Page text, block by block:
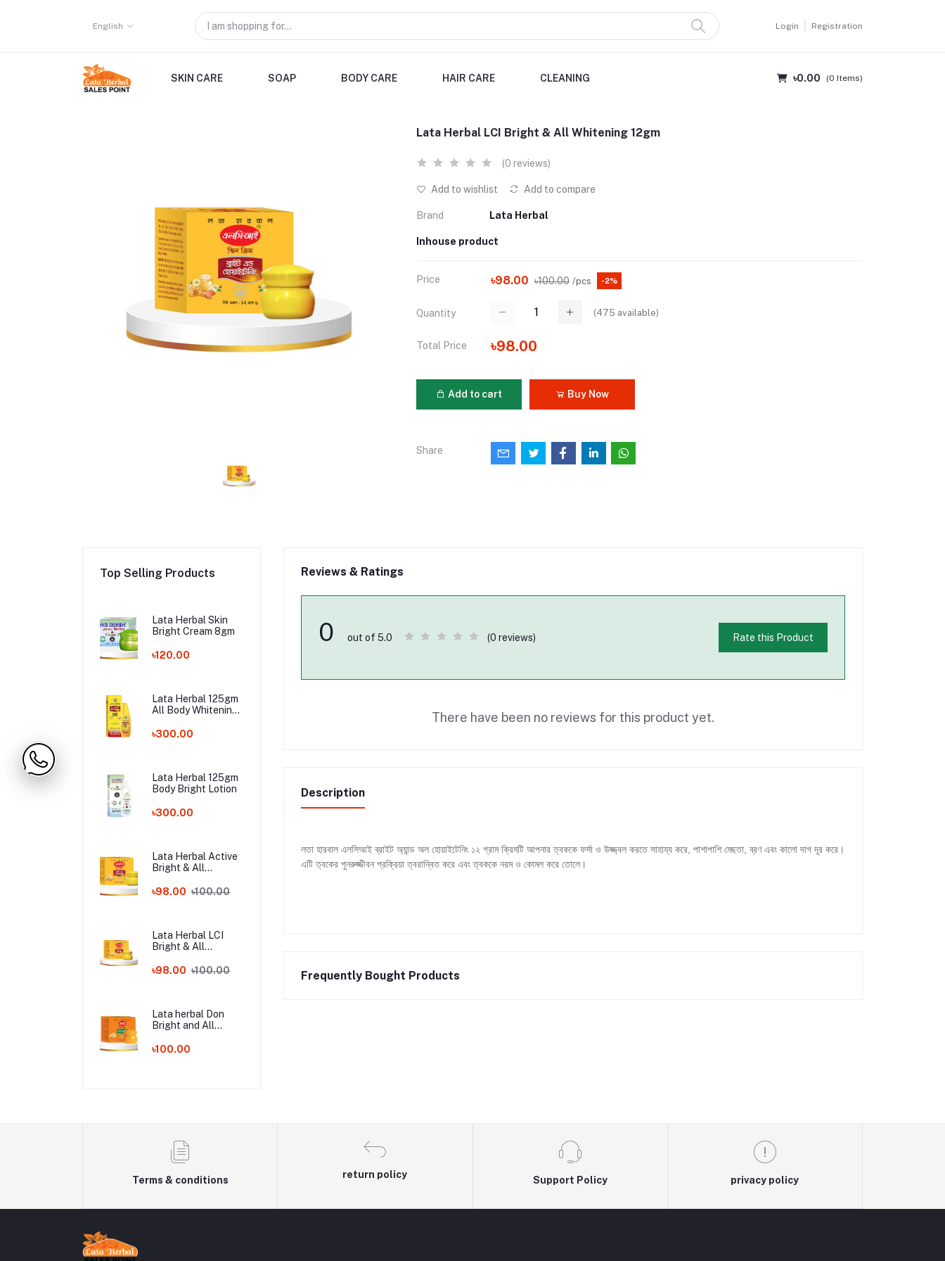
English Login Registration
SKIN CARE SOAP BODY CARE HAIR CARE CLEANING ৳0.00 (0 Items)
Lata Herbal LCI Bright & All Whitening 12gm
(0 reviews)
Add to wishlist Add to compare
Brand Lata Herbal
Inhouse product
Price ৳98.00 ৳100.00 /pcs -2%
Quantity (475 available)
Total Price ৳98.00
Add to cart Buy Now
Share
Top Selling Products
Lata Herbal Skin
Bright Cream 8gm
৳120.00
Lata Herbal 125gm
All Body Whitening
৳300.00
Lata Herbal 125gm
Body Bright Lotion
৳300.00
Lata Herbal Active
Bright & All
gm
৳98.00 ৳100.00
Lata Herbal LCI
Bright & All
৳98.00 ৳100.00
Lata herbal Don
Bright and All
Cream 12gm
৳100.00
Reviews & Ratings
0 out of 5.0 (0 reviews) Rate this Product
There have been no reviews for this product yet.
Description
লতা হারবাল এলসিআই ব্রাইট অ্যান্ড অল হোয়াইটেনিং ১২ গ্রাম ক্রিমটি আপনার ত্বককে ফর্সা ও উজ্জ্বল করতে সাহায্য করে, পাশাপাশি মেছতা, ব্রণ এবং কালো দাগ দূর করে।
এটি ত্বকের পুনরুজ্জীবন প্রক্রিয়া ত্বরান্বিত করে এবং ত্বককে নরম ও কোমল করে তোলে।
Frequently Bought Products
Terms & conditions
return policy
Support Policy privacy policy